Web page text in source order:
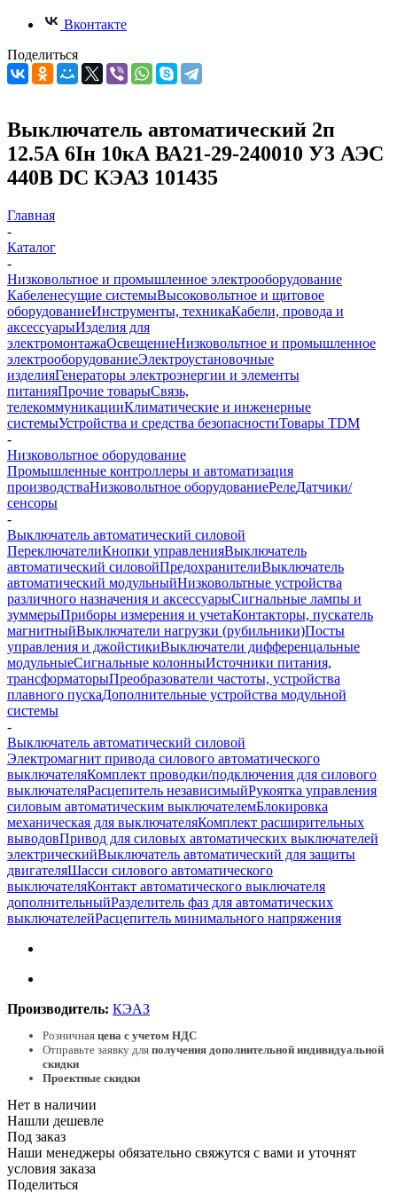
Вконтакте
Поделиться
Выключатель автоматический 2п
12.5А 6Iн 10кА ВА21-29-240010 У3 АЭС
440В DC КЭАЗ 101435
Главная
-
Каталог
-
Низковольтное и промышленное электрооборудование
Кабеленесущие системыВысоковольтное и щитовое
оборудованиеИнструменты, техникаКабели, провода и
аксессуарыИзделия для
электромонтажаОсвещениеНизковольтное и промышленное
электрооборудованиеЭлектроустановочные
изделияГенераторы электроэнергии и элементы
питанияПрочие товарыСвязь,
телекоммуникацииКлиматические и инженерные
системыУстройства и средства безопасностиТовары TDM
-
Низковольтное оборудование
Промышленные контроллеры и автоматизация
производстваНизковольтное оборудованиеРелеДатчики/
сенсоры
-
Выключатель автоматический силовой
ПереключателиКнопки управленияВыключатель
автоматический силовойПредохранителиВыключатель
автоматический модульныйНизковольтные устройства
различного назначения и аксессуарыСигнальные лампы и
зуммерыПриборы измерения и учетаКонтакторы, пускатель
магнитныйВыключатели нагрузки (рубильники)Посты
управления и джойстикиВыключатели дифференцальные
модульныеСигнальные колонныИсточники питания,
трансформаторыПреобразователи частоты, устройства
плавного пускаДополнительные устройства модульной
системы
-
Выключатель автоматический силовой
Электромагнит привода силового автоматического
выключателяКомплект проводки/подключения для силового
выключателяРасцепитель независимыйРукоятка управления
силовым автоматическим выключателемБлокировка
механическая для выключателяКомплект расширительных
выводовПривод для силовых автоматических выключателей
электрическийВыключатель автоматический для защиты
двигателяШасси силового автоматического
выключателяКонтакт автоматического выключателя
дополнительныйРазделитель фаз для автоматических
выключателейРасцепитель минимального напряжения
Производитель: КЭАЗ
Розничная цена с учетом НДС
Отправьте заявку для получения дополнительной индивидуальной
скидки
Проектные скидки
Нет в наличии
Нашли дешевле
Под заказ
Наши менеджеры обязательно свяжутся с вами и уточнят
условия заказа
Поделиться